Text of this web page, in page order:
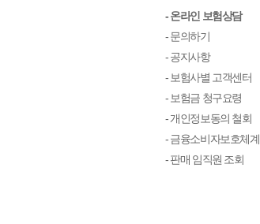
- 온라인 보험상담
- 문의하기
- 공지사항
- 보험사별 고객센터
- 보험금 청구요령
- 개인정보동의 철회
- 금융소비자보호체계
- 판매 임직원 조회